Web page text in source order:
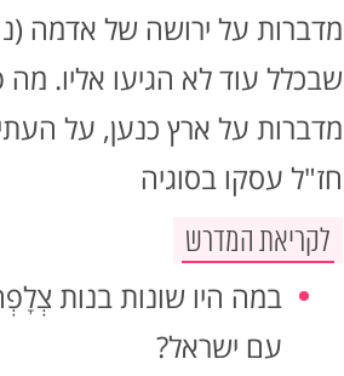
מדברות על ירושה של אדמה
שבכלל עוד לא הגיעו אליו.
מדברות על ארץ כנען, על
חז"ל עסקו בסוגיה
לקריאת המדרש
במה היו שונות בנות
עם ישראל?